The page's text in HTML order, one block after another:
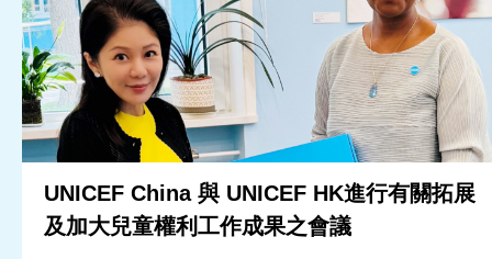
UNICEF China 與 UNICEF HK進行有關拓展
及加大兒童權利工作成果之會議